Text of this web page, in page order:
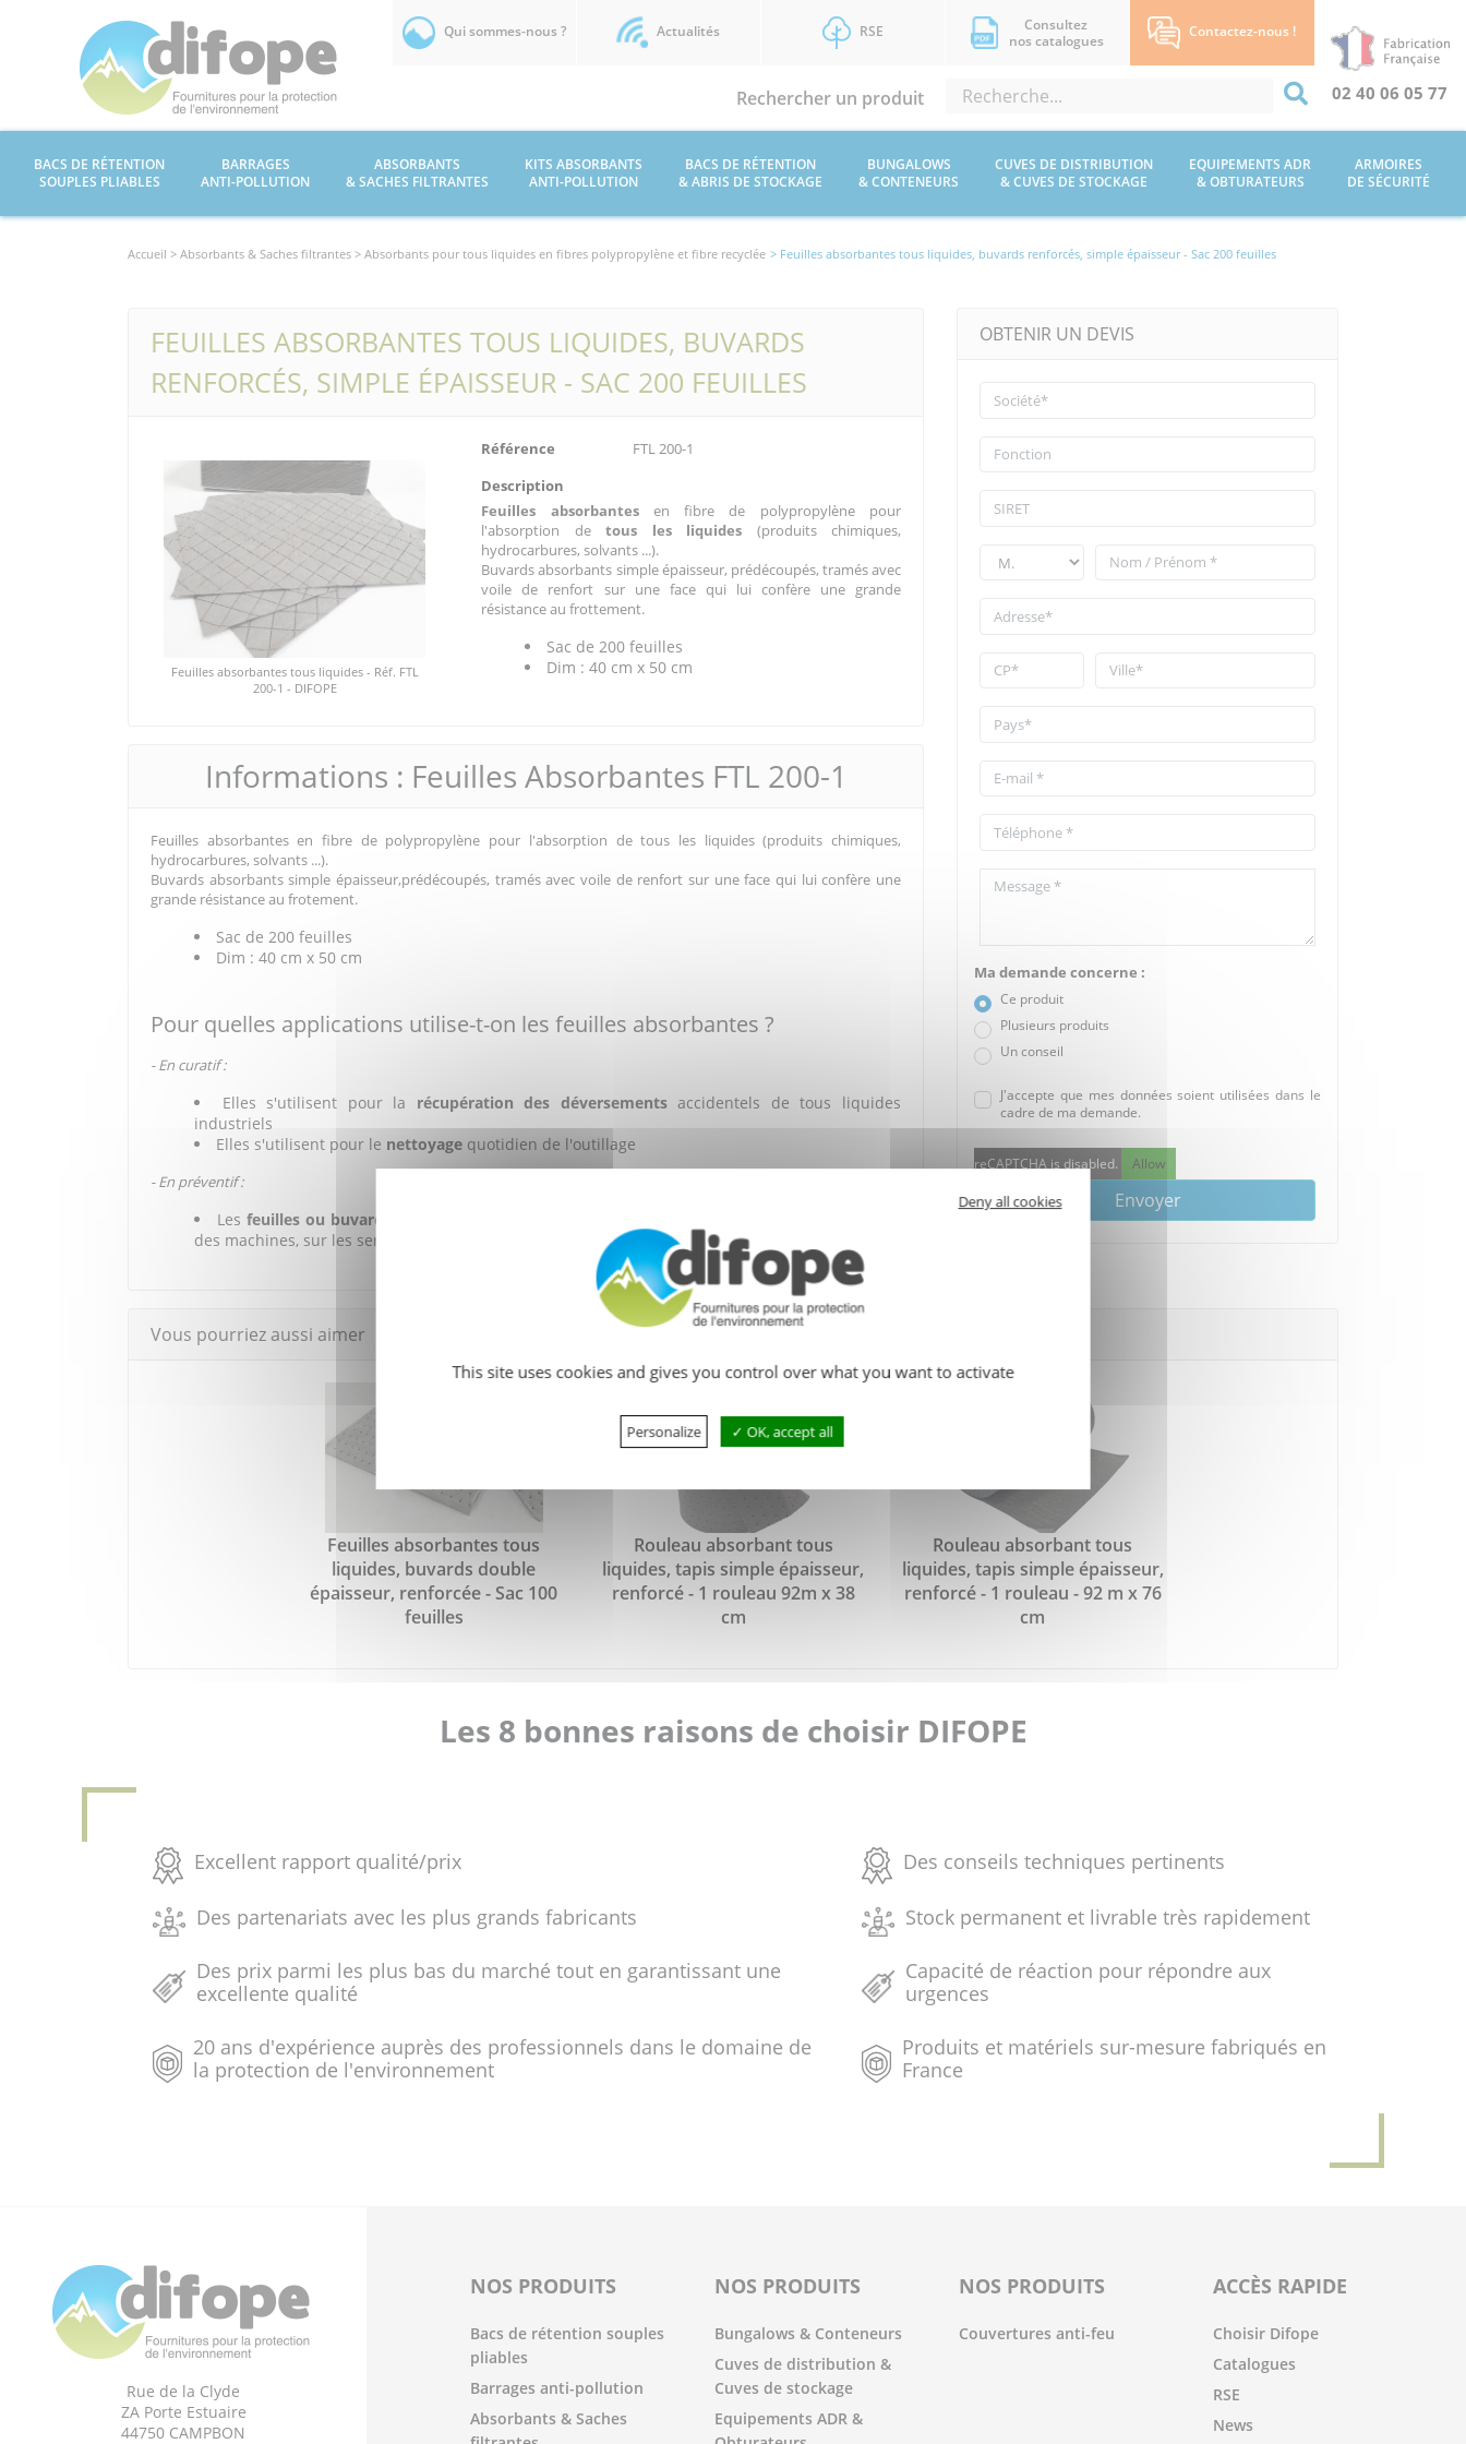
Qui sommes-nous ? Actualités RSE
Consultez
nos catalogues
Contactez-nous !
Rechercher un produit 02 40 06 05 77
BACS DE RÉTENTION
SOUPLES PLIABLES
BARRAGES
ANTI-POLLUTION
ABSORBANTS
& SACHES FILTRANTES
KITS ABSORBANTS
ANTI-POLLUTION
BACS DE RÉTENTION
& ABRIS DE STOCKAGE
BUNGALOWS
& CONTENEURS
CUVES DE DISTRIBUTION
& CUVES DE STOCKAGE
EQUIPEMENTS ADR
& OBTURATEURS
ARMOIRES
DE SÉCURITÉ
Accueil > Absorbants & Saches filtrantes > Absorbants pour tous liquides en fibres polypropylène et fibre recyclée > Feuilles absorbantes tous liquides, buvards renforcés, simple épaisseur - Sac 200 feuilles
FEUILLES ABSORBANTES TOUS LIQUIDES, BUVARDS
RENFORCÉS, SIMPLE ÉPAISSEUR - SAC 200 FEUILLES
Feuilles absorbantes tous liquides - Réf. FTL
200-1 - DIFOPE
Référence
FTL 200-1
Description
Feuilles absorbantesen fibre de polypropylène pour
l'absorption detous les liquides (produits chimiques,
hydrocarbures, solvants ...).
Buvards absorbants simple épaisseur, prédécoupés, tramés avec
voile de renfort sur une face qui lui confère une grande
résistance au frottement.
Sac de 200 feuilles
Dim : 40 cm x 50 cm
Informations : Feuilles Absorbantes FTL 200-1
Feuilles absorbantes en fibre de polypropylène pour l'absorption de tous les liquides (produits chimiques,
hydrocarbures, solvants ...).
Buvards absorbants simple épaisseur,prédécoupés, tramés avec voile de renfort sur une face qui lui confère une
grande résistance au frotement.
Sac de 200 feuilles
Dim : 40 cm x 50 cm
Pour quelles applications utilise-t-on les feuilles absorbantes ?
- En curatif :
Elles s'utilisent pour la récupération des déversementsaccidentels de tous liquides
industriels
Elles s'utilisent pour le nettoyage quotidien de l'outillage
- En préventif :
Les feuilles ou buvards absorbants
des machines, sur les servantes, les établis, etc.
OBTENIR UN DEVIS
Ma demande concerne :
Ce produit
Plusieurs produits
Un conseil
J'accepte que mes données soient utilisées dans le
cadre de ma demande.
reCAPTCHA is disabled. Allow
Envoyer
Vous pourriez aussi aimer
Feuilles absorbantes tous
liquides, buvards double
épaisseur, renforcée - Sac 100
feuilles
Rouleau absorbant tous
liquides, tapis simple épaisseur,
renforcé - 1 rouleau 92m x 38
cm
Rouleau absorbant tous
liquides, tapis simple épaisseur,
renforcé - 1 rouleau - 92 m x 76
cm
Les 8 bonnes raisons de choisir DIFOPE
Excellent rapport qualité/prix
Des partenariats avec les plus grands fabricants
Des prix parmi les plus bas du marché tout en garantissant une
excellente qualité
20 ans d'expérience auprès des professionnels dans le domaine de
la protection de l'environnement
Des conseils techniques pertinents
Stock permanent et livrable très rapidement
Capacité de réaction pour répondre aux
urgences
Produits et matériels sur-mesure fabriqués en
France
Rue de la Clyde
ZA Porte Estuaire
44750 CAMPBON
NOS PRODUITS
Bacs de rétention souples
pliables
Barrages anti-pollution
Absorbants & Saches
NOS PRODUITS
Bungalows & Conteneurs
Cuves de distribution &
Cuves de stockage
Equipements ADR &
NOS PRODUITS
Couvertures anti-feu
ACCÈS RAPIDE
Choisir Difope
Catalogues
RSE
News
Deny all cookies
This site uses cookies and gives you control over what you want to activate
Personalize OK, accept all